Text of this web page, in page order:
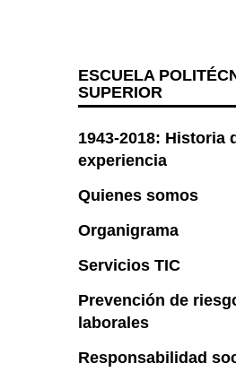
ESCUELA
SUPERIOR
1943-2018: Historia
experiencia
Quienes somos
Organigrama
Servicios TIC
Prevención de
laborales
Responsabilidad